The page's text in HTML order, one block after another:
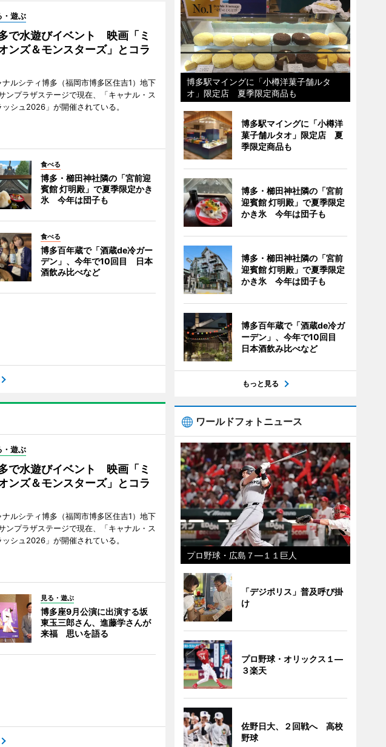
・遊ぶ
で水遊びイベント 映画「ミ
ンズ＆モンスターズ」とコラ
ナルシティ博多（福岡市博多区住吉1）地下
ンプラザステージで現在、「キャナル・ス
ッシュ2026」が開催されている。
食べる
博多・櫛田神社隣の「宮前迎
賓館 灯明殿」で夏季限定かき
氷 今年は団子も
食べる
博多百年蔵で「酒蔵de冷ガー
デン」、今年で10回目 日本
酒飲み比べなど
・遊ぶ
で水遊びイベント 映画「ミ
ンズ＆モンスターズ」とコラ
ナルシティ博多（福岡市博多区住吉1）地下
ンプラザステージで現在、「キャナル・ス
ッシュ2026」が開催されている。
見る・遊ぶ
博多座9月公演に出演する坂
東玉三郎さん、進藤学さんが
来福 思いを語る
博多駅マイングに「小樽洋菓子舗ルタ
オ」限定店 夏季限定商品も
博多駅マイングに「小樽洋
菓子舗ルタオ」限定店 夏
季限定商品も
博多・櫛田神社隣の「宮前
迎賓館 灯明殿」で夏季限定
かき氷 今年は団子も
博多・櫛田神社隣の「宮前
迎賓館 灯明殿」で夏季限定
かき氷 今年は団子も
博多百年蔵で「酒蔵de冷ガ
ーデン」、今年で10回目
日本酒飲み比べなど
もっと見る
ワールドフォトニュース
プロ野球・広島７―１１巨人
「デジポリス」普及呼び掛
け
プロ野球・オリックス１―
３楽天
佐野日大、２回戦へ 高校
野球